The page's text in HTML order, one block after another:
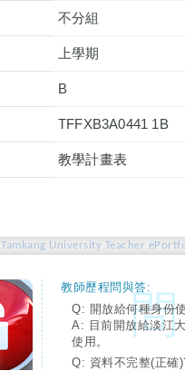
不分組
上學期
B
TFFXB3A0441 1B
教學計畫表
Tamkang University Teacher
教師歷程問與答:
Q: 開放給何種身份
A: 目前開放給淡江
使用。
Q: 資料不完整(正確